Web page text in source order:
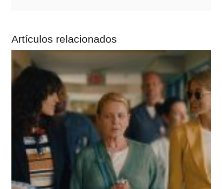
Artículos relacionados